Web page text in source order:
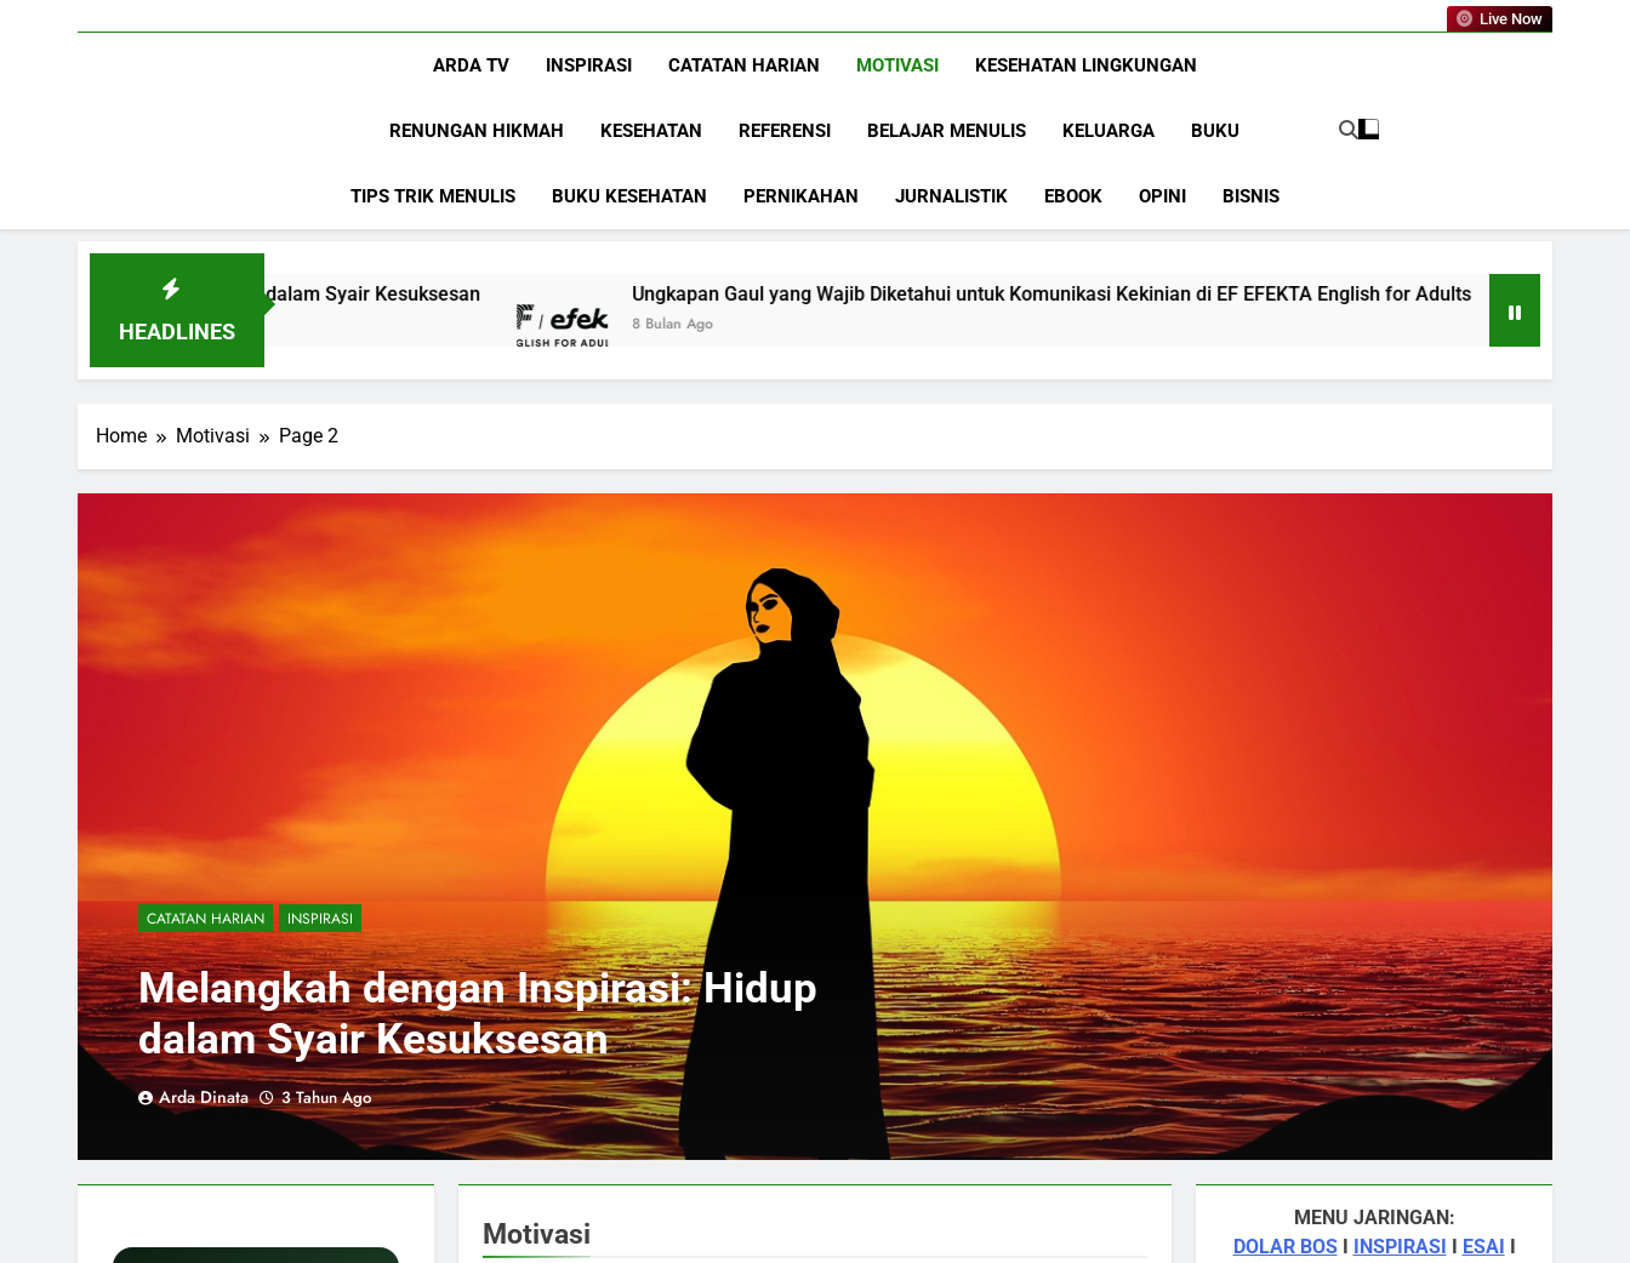
Www.ArdaDinata.com Live Now
ARDA TV INSPIRASI CATATAN HARIAN MOTIVASI KESEHATAN LINGKUNGAN
RENUNGAN HIKMAH KESEHATAN REFERENSI BELAJAR MENULIS KELUARGA BUKU
TIPS TRIK MENULIS BUKU KESEHATAN PERNIKAHAN JURNALISTIK EBOOK OPINI BISNIS
HEADLINES
Hidup dalam Syair Kesuksesan Ungkapan Gaul yang Wajib Diketahui untuk Komunikasi Kekinian di EF EFEKTA English for Adults
8 Bulan Ago
LABKESMAS
1 Tahun Ago
Home Motivasi Page 2
CATATAN HARIAN INSPIRASI
Melangkah dengan Inspirasi: Hidup
dalam Syair Kesuksesan
Arda Dinata 3 Tahun Ago
Motivasi
MENU JARINGAN:
DOLAR BOSI INSPIRASI I ESAI I